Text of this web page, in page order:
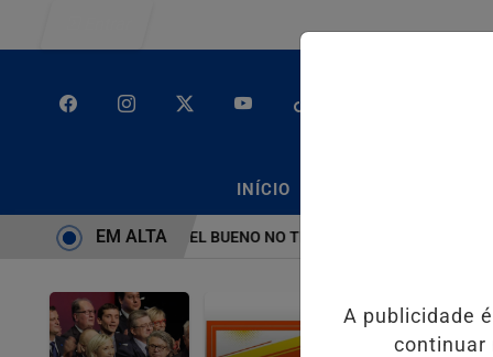
INÍCIO
HOMENAGEIA UZIEL BUENO NO TERRAÇO MINEIRO
EM ALTA
A publicidade
continuar